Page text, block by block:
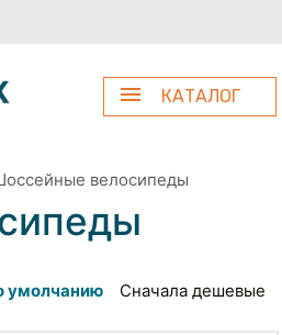
КАТАЛОГ
велосипеды
умолчанию Сначала дешевые